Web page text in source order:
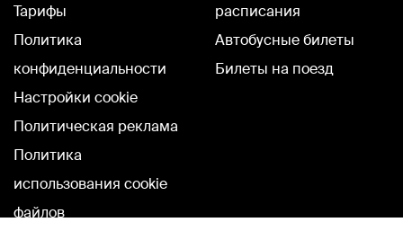
Тарифы
Политика
конфиденциальности
Настройки cookie
Политическая реклама
Политика
использования cookie
файлов
расписания
Автобусные билеты
Билеты на поезд